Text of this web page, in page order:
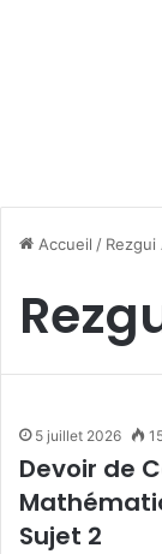
Accueil / Rezgui
5 juillet 2026
Devoir de
Sujet 2